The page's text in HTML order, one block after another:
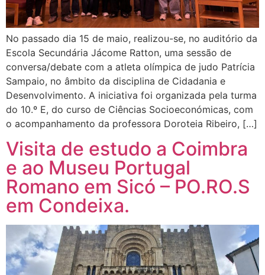
No passado dia 15 de maio, realizou-se, no auditório da
Escola Secundária Jácome Ratton, uma sessão de
conversa/debate com a atleta olímpica de judo Patrícia
Sampaio, no âmbito da disciplina de Cidadania e
Desenvolvimento. A iniciativa foi organizada pela turma
do 10.º E, do curso de Ciências Socioeconómicas, com
o acompanhamento da professora Doroteia Ribeiro, […]
Visita de estudo a Coimbra
e ao Museu Portugal
Romano em Sicó – PO.RO.S
em Condeixa.